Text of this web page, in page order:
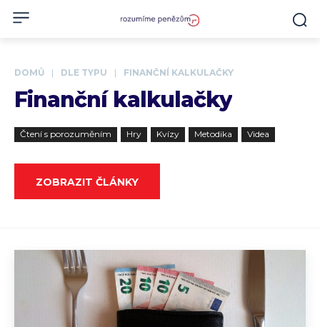
DOMŮ DLE TYPU FINANČNÍ KALKULAČKY
Finanční kalkulačky
Čtení s porozuměním Hry Kvízy Metodika Videa
ZOBRAZIT ČLÁNKY